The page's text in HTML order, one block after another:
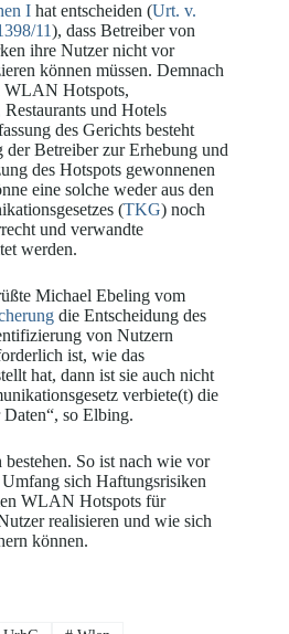
I hat entscheiden (Urt. v.
11), dass Betreiber von
ihre Nutzer nicht vor
können müssen. Demnach
WLAN Hotspots,
und Hotels
des Gerichts besteht
Betreiber zur Erhebung und
des Hotspots gewonnenen
eine solche weder aus den
(TKG) noch
und verwandte
werden.
Michael Ebeling vom
die Entscheidung des
von Nutzern
ist, wie das
hat, dann ist sie auch nicht
verbiete(t) die
so Elbing.
So ist nach wie vor
sich Haftungsrisiken
WLAN Hotspots für
realisieren und wie sich
können.